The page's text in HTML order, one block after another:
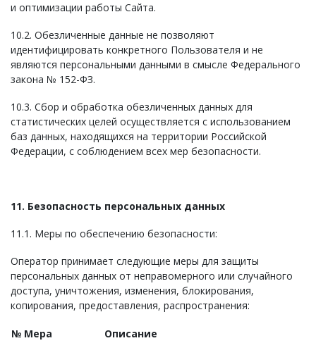
и оптимизации работы Сайта.
10.2. Обезличенные данные не позволяют
идентифицировать конкретного Пользователя и не
являются персональными данными в смысле Федерального
закона № 152-ФЗ.
10.3. Сбор и обработка обезличенных данных для
статистических целей осуществляется с использованием
баз данных, находящихся на территории Российской
Федерации, с соблюдением всех мер безопасности.
11. Безопасность персональных данных
11.1. Меры по обеспечению безопасности:
Оператор принимает следующие меры для защиты
персональных данных от неправомерного или случайного
доступа, уничтожения, изменения, блокирования,
копирования, предоставления, распространения:
№ Мера Описание